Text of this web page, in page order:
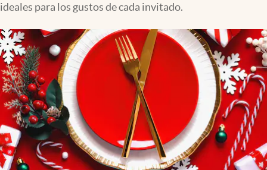
Clima
Espiritualidad
Mediakit
abre en nueva pestaña
México
ideales para los gustos de cada invitado.